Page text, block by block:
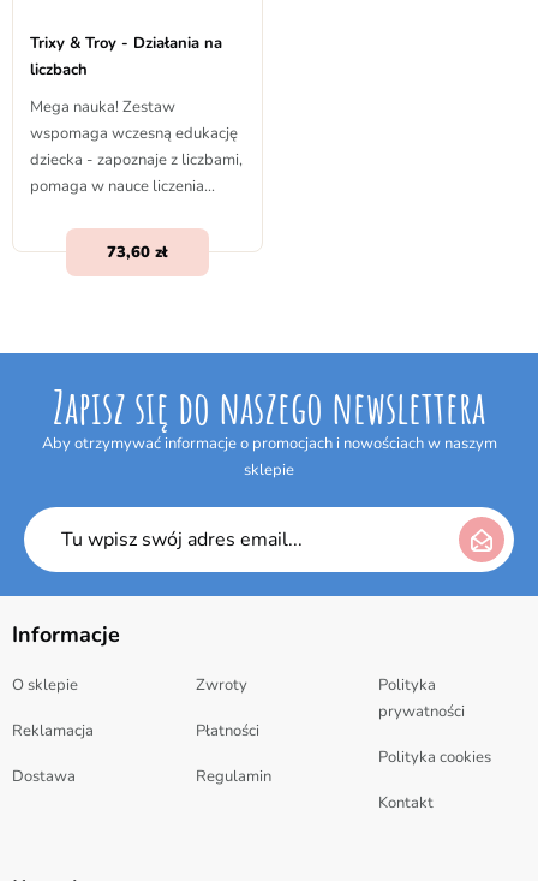
Trixy & Troy - Działania na
liczbach
Mega nauka! Zestaw
wspomaga wczesną edukację
dziecka - zapoznaje z liczbami,
pomaga w nauce liczenia...
73,60
Zapisz się do naszego newslettera
Aby otrzymywać informacje o promocjach i nowościach w naszym
sklepie
Informacje
O sklepie
Reklamacja
Dostawa
Zwroty
Płatności
Regulamin
Polityka
prywatności
Polityka cookies
Kontakt